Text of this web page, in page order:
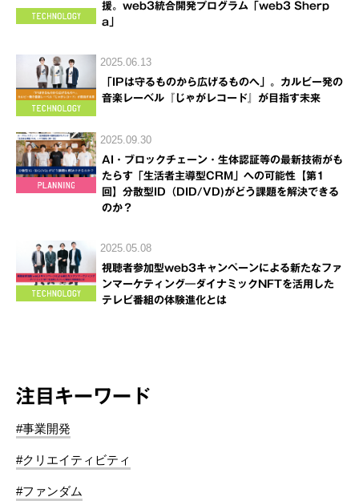
援。web3統合開発プログラム「web3 Sherp
a」
2025.06.13
「IPは守るものから広げるものへ」。カルビー発の
音楽レーベル『じゃがレコード』が目指す未来
2025.09.30
AI・ブロックチェーン・生体認証等の最新技術がも
たらす「生活者主導型CRM」への可能性【第1
回】分散型ID（DID/VD)がどう課題を解決できる
のか？
2025.05.08
視聴者参加型web3キャンペーンによる新たなファ
ンマーケティング―ダイナミックNFTを活用した
テレビ番組の体験進化とは
注目キーワード
#事業開発
#クリエイティビティ
#ファンダム